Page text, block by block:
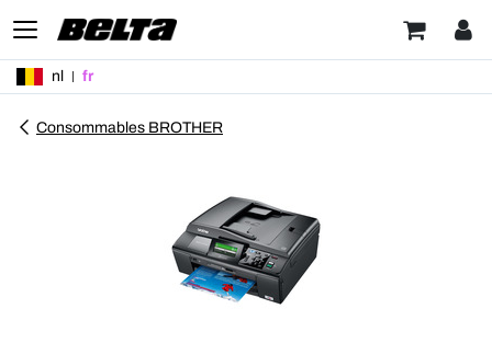
nl fr
Consommables BROTHER